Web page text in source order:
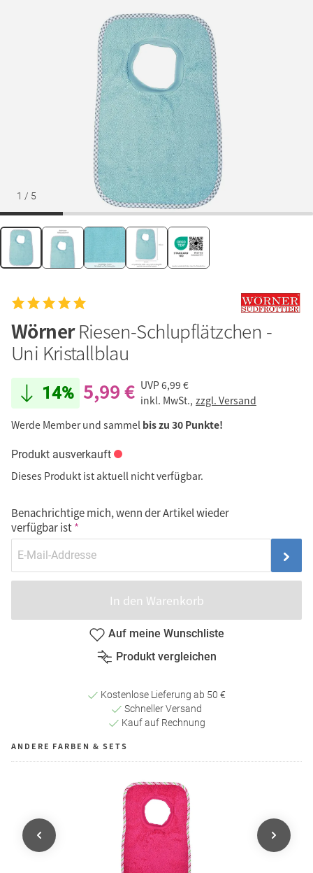
1 / 5
WörnerRiesen-Schlupflätzchen -
Uni Kristallblau
14% 5,99 € UVP6,99 €
inkl. MwSt., zzgl. Versand
Werde Member und sammel bis zu 30 Punkte!
Produkt ausverkauft
Dieses Produkt ist aktuell nicht verfügbar.
Benachrichtige mich, wenn der Artikel wieder
verfügbar ist
In den Warenkorb
Auf meine Wunschliste
Produkt vergleichen
Kostenlose Lieferung ab 50 €
Schneller Versand
Kauf auf Rechnung
ANDERE FARBEN & SETS